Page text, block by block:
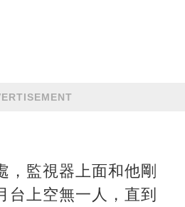
，監視器上面和他剛
台上空無一人，直到